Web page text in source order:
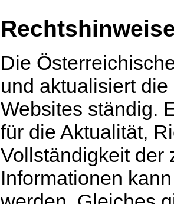
Die
und aktualisiert
Websites ständig.
für die Aktualität,
Vollständigkeit der
Informationen